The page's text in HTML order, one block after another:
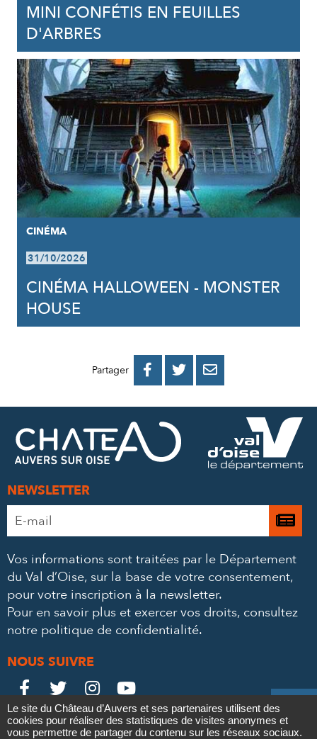
Contact
MINI CONFÉTIS EN FEUILLES
D'ARBRES
CINÉMA
31/10/2026
CINÉMA HALLOWEEN - MONSTER
HOUSE
Partager 
PARTAGER
FACEBOOK
PARTAGER
PARTAGER
MAIL
NEWSLETTER
Adresse
e-
*
Je
à
Vos informations sont traitées par le Département
du Val d’Oise, sur la base de votre consentement,
pour votre inscription à la newsletter.
Pour en savoir plus et exercer vos droits, consultez
notre politique de confidentialité.
NOUS SUIVRE
Le
Château

Le
Château

Le
Château

Le
Château

Mentions légales Politique de confidentialité
Crédits
Le site du Château d’Auvers et ses partenaires utilisent des
cookies pour réaliser des statistiques de visites anonymes et
vous permettre de partager du contenu sur les réseaux sociaux.